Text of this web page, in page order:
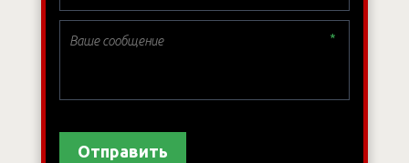
*
Отправить